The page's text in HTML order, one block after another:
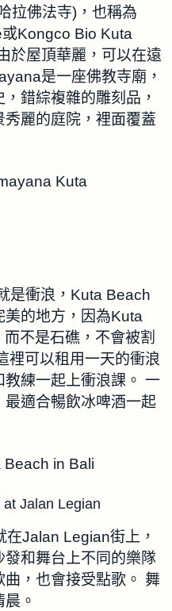
拉佛法寺)，也稱為
Kongco Bio Kuta
於屋頂華麗，可以在遠
是一座佛教寺廟，
錯綜複雜的雕刻品，
麗的庭院，裡面覆蓋
是衝浪，Kuta Beach
的地方， 因為Kuta
不是石礁，不會被割
裡可以租用一天的衝浪
練一起上衝浪課。 一
適合暢飲冰啤酒一起
Jalan Legian
Jalan Legian街上，
發和舞台上不同的樂隊
，也會接受點歌。 舞
。